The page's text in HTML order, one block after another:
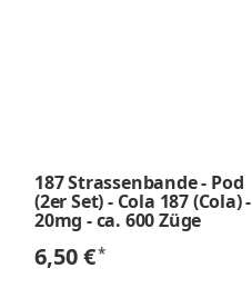
187 Strassenbande - Pod
(2er Set) - Cola 187 (Cola) -
20mg - ca. 600 Züge
6,50 €*